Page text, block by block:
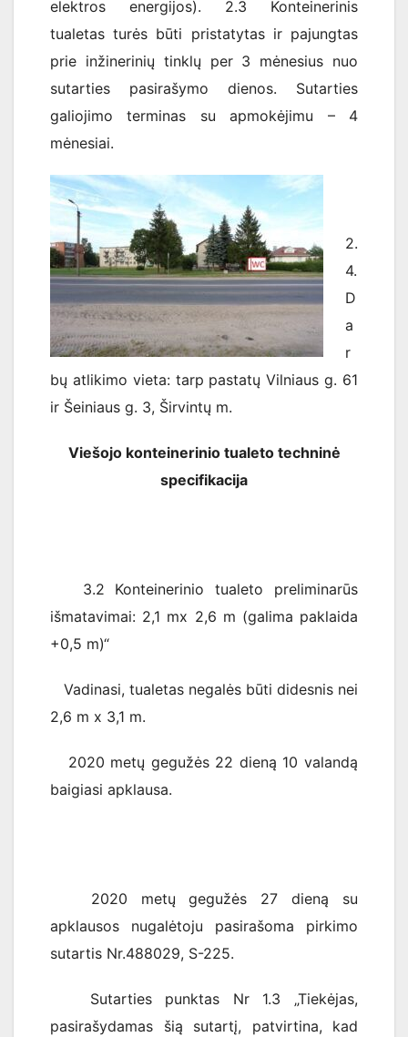
elektros energijos). 2.3 Konteinerinis
tualetas turės būti pristatytas ir pajungtas
prie inžinerinių tinklų per 3 mėnesius nuo
sutarties pasirašymo dienos. Sutarties
galiojimo terminas su apmokėjimu – 4
mėnesiai.
2.
4.
D
a
r
bų atlikimo vieta: tarp pastatų Vilniaus g. 61
ir Šeiniaus g. 3, Širvintų m.
Viešojo konteinerinio tualeto techninė
specifikacija
3.2 Konteinerinio tualeto preliminarūs
išmatavimai: 2,1 mx 2,6 m (galima paklaida
+0,5 m)“
Vadinasi, tualetas negalės būti didesnis nei
2,6 m x 3,1 m.
2020 metų gegužės 22 dieną 10 valandą
baigiasi apklausa.
2020 metų gegužės 27 dieną su
apklausos nugalėtoju pasirašoma pirkimo
sutartis Nr.488029, S-225.
Sutarties punktas Nr 1.3 „Tiekėjas,
pasirašydamas šią sutartį, patvirtina, kad